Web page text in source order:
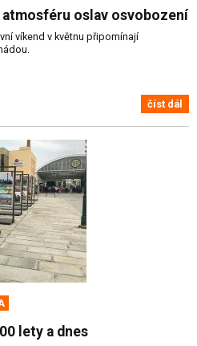
oslav osvobození
víkend v květnu připomínají
číst dál
lety a dnes